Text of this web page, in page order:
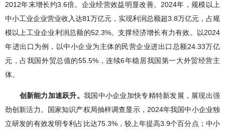
2012年末增长约3.6倍。企业经营效益明显改善。2024年，规模以上
中小工业企业营业收入达81万亿元，实现利润总额超3.8万亿元，占规
模以上工业企业利润总额的52.3%。支撑经济增长有力有效。以2024
年进出口为例，以中小企业为主体的民营企业进出口总额24.33万亿
元，占我国外贸总值的55.5%，连续6年稳居我国第一大外贸经营主
体。
创新能力加速跃升。我国中小企业加快专精特新发展，展现出强
劲创新活力。国家知识产权局抽样调查显示，2024年我国中小企业独
立研发的有效发明专利占比达75.3%，较上年提高3.9个百分点；中小